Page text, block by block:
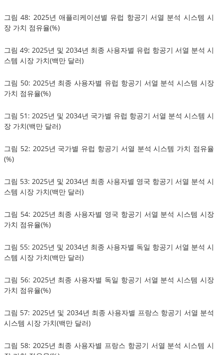
그림 48: 2025년 애플리케이션별 유럽 항공기 서열 분석 시스템 시
장 가치 점유율(%)
그림 49: 2025년 및 2034년 최종 사용자별 유럽 항공기 서열 분석 시
스템 시장 가치(백만 달러)
그림 50: 2025년 최종 사용자별 유럽 항공기 서열 분석 시스템 시장
가치 점유율(%)
그림 51: 2025년 및 2034년 국가별 유럽 항공기 서열 분석 시스템 시
장 가치(백만 달러)
그림 52: 2025년 국가별 유럽 항공기 서열 분석 시스템 가치 점유율
(%)
그림 53: 2025년 및 2034년 최종 사용자별 영국 항공기 서열 분석 시
스템 시장 가치(백만 달러)
그림 54: 2025년 최종 사용자별 영국 항공기 서열 분석 시스템 시장
가치 점유율(%)
그림 55: 2025년 및 2034년 최종 사용자별 독일 항공기 서열 분석 시
스템 시장 가치(백만 달러)
그림 56: 2025년 최종 사용자별 독일 항공기 서열 분석 시스템 시장
가치 점유율(%)
그림 57: 2025년 및 2034년 최종 사용자별 프랑스 항공기 서열 분석
시스템 시장 가치(백만 달러)
그림 58: 2025년 최종 사용자별 프랑스 항공기 서열 분석 시스템 시